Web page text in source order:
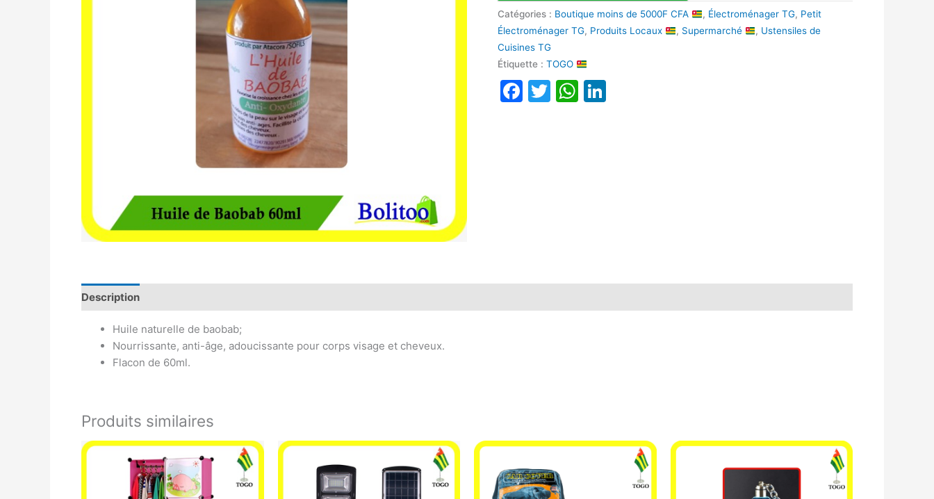
Catégories : Boutique moins de 5000F CFA , Électroménager TG, Petit
Électroménager TG, Produits Locaux , Supermarché , Ustensiles de
Cuisines TG
Étiquette :TOGO
Facebook
TwitterWhatsApp
Description
Huile naturelle de baobab;
Nourrissante, anti-âge, adoucissante pour corps visage et cheveux.
Flacon de 60ml.
Produits similaires